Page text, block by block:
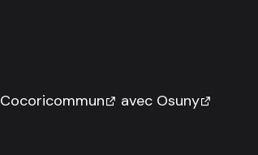
Cocoricommun avec Osuny